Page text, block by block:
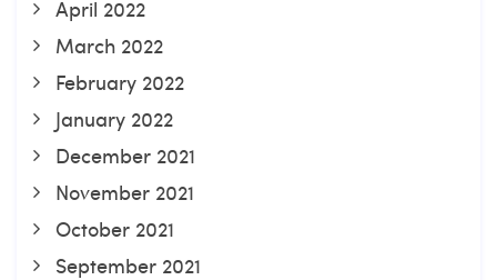
April 2022
March 2022
February 2022
January 2022
December 2021
November 2021
October 2021
September 2021